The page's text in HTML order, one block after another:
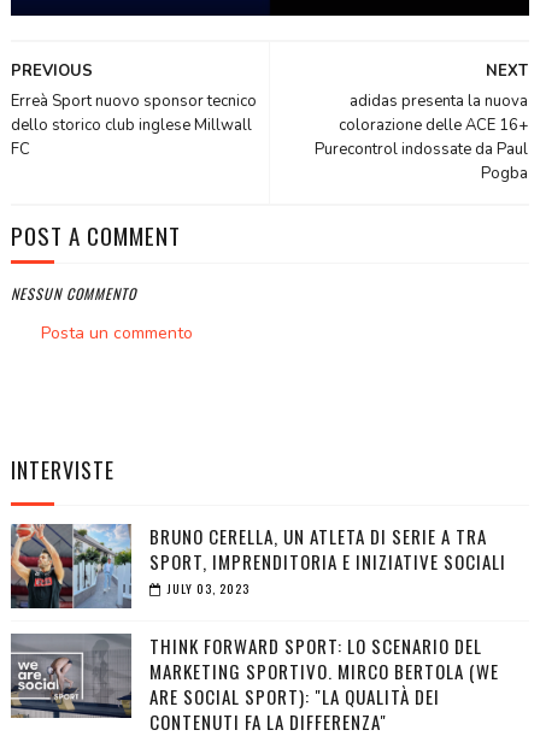
NEXT
adidas presenta la nuova
colorazione delle ACE 16+
Purecontrol indossate da Paul
Pogba
PREVIOUS
Erreà Sport nuovo sponsor tecnico
dello storico club inglese Millwall
FC
POST A COMMENT
NESSUN COMMENTO
Posta un commento
INTERVISTE
BRUNO CERELLA, UN ATLETA DI SERIE A TRA
SPORT, IMPRENDITORIA E INIZIATIVE SOCIALI
JULY 03, 2023
THINK FORWARD SPORT: LO SCENARIO DEL
MARKETING SPORTIVO. MIRCO BERTOLA (WE
ARE SOCIAL SPORT): "LA QUALITÀ DEI
CONTENUTI FA LA DIFFERENZA"